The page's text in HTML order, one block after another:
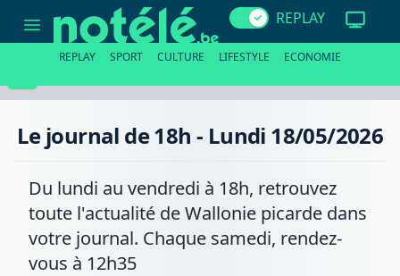
journal
18/05/2026
REPLAY
REPLAY SPORT CULTURE LIFESTYLE ECONOMIE
Le journal de 18h - Lundi 18/05/2026
Du lundi au vendredi à 18h, retrouvez
toute l'actualité de Wallonie picarde dans
votre journal. Chaque samedi, rendez-
vous à 12h35